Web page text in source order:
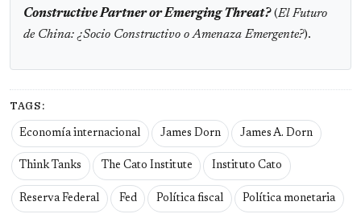
Constructive Partner or Emerging Threat?(El Futuro
de China: ¿Socio Constructivo o Amenaza Emergente?).
TAGS:
Economía internacional James Dorn James A. Dorn
Think Tanks The Cato Institute Instituto Cato
Reserva Federal Fed Política fiscal Política monetaria